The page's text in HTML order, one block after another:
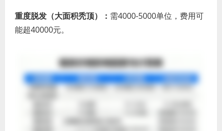
重度脱发（大面积秃顶）： 需4000-5000单位，费用可
能超40000元。